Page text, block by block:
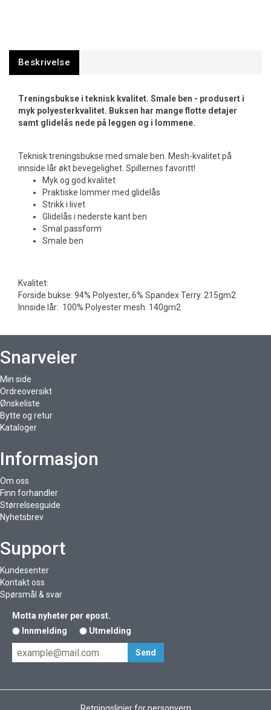
Beskrivelse
Treningsbukse i teknisk kvalitet. Smale ben - produsert i
myk polyesterkvalitet. Buksen har mange flotte detajer
samt glidelås nede på leggen og i lommene.
Teknisk treningsbukse med smale ben. Mesh-kvalitet på
innside lår økt bevegelighet. Spillernes favoritt!
Myk og god kvalitet
Praktiske lommer med glidelås
Strikk i livet
Glidelås i nederste kant ben
Smal passform
Smale ben
Kvalitet:
Forside bukse: 94% Polyester, 6% Spandex Terry. 215gm2
Innside lår: 100% Polyester mesh. 140gm2
Snarveier
Min side
Ordreoversikt
Ønskeliste
Bytte og retur
Kataloger
Informasjon
Om oss
Finn forhandler
Størrelsesguide
Nyhetsbrev
Support
Kundesenter
Kontakt oss
Spørsmål & svar
Motta nyheter per epost.
Innmelding
Utmelding